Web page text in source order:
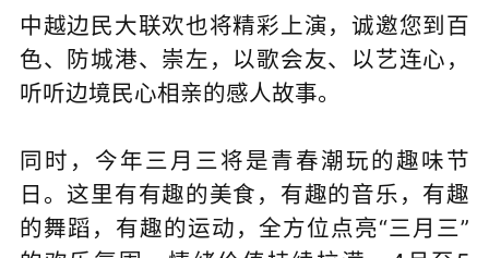
中越边民大联欢也将精彩上演，诚邀您到百
色、防城港、崇左，以歌会友、以艺连心，
听听边境民心相亲的感人故事。
同时，今年三月三将是青春潮玩的趣味节
日。这里有有趣的美食，有趣的音乐，有趣
的舞蹈，有趣的运动，全方位点亮“三月三”